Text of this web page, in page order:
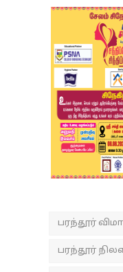
பரந்தூர்
பரந்தூர்